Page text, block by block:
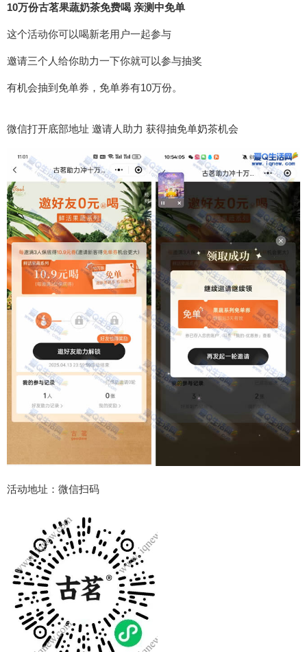
10万份古茗果蔬奶茶免费喝 亲测中免单
这个活动你可以喝新老用户一起参与
邀请三个人给你助力一下你就可以参与抽奖
有机会抽到免单券，免单券有10万份。
微信打开底部地址 邀请人助力 获得抽免单奶茶机会
活动地址：微信扫码